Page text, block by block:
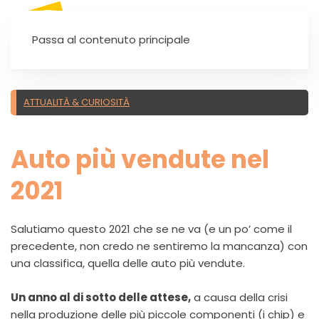
Passa al contenuto principale
ATTUALITÀ & CURIOSITÀ
Auto più vendute nel
2021
Salutiamo questo 2021 che se ne va (e un po’ come il
precedente, non credo ne sentiremo la mancanza) con
una classifica, quella delle auto più vendute.
Un anno al di sotto delle attese,a causa della crisi
nella produzione delle più piccole componenti (i chip) e